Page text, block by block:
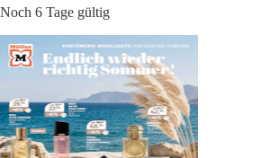
Noch 6 Tage gültig